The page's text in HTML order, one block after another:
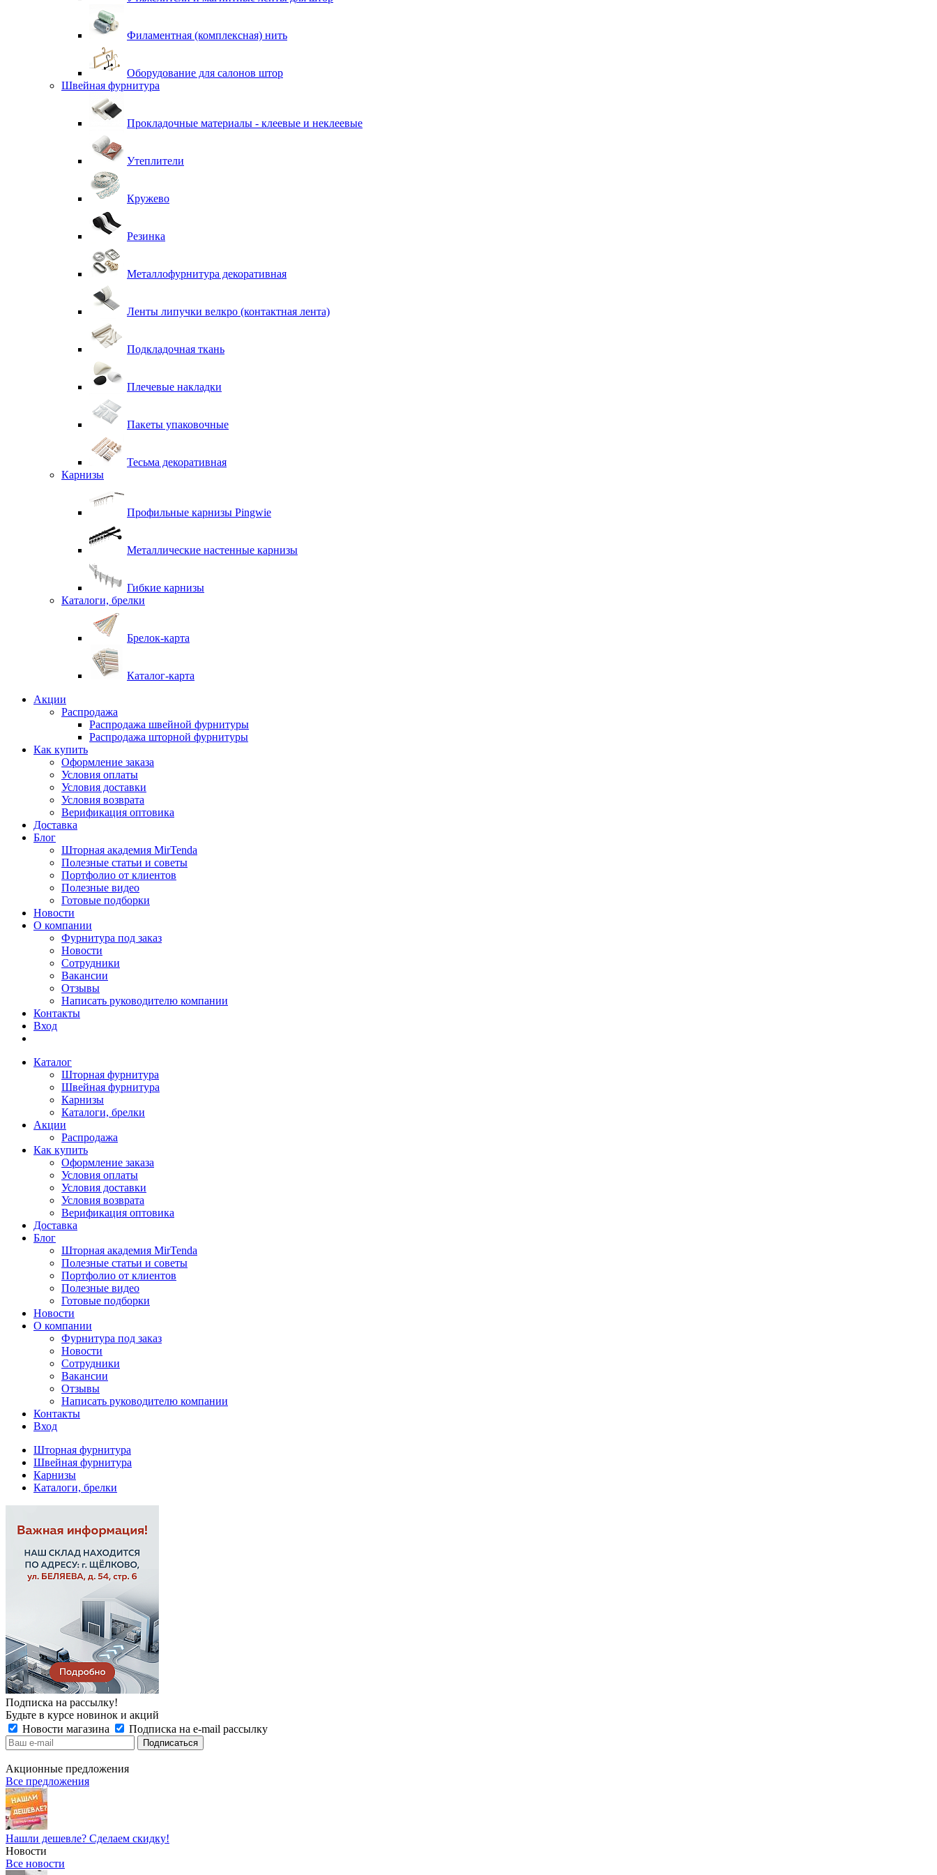
Филаментная (комплексная) нить
Оборудование для салонов штор
Швейная фурнитура
Прокладочные материалы - клеевые и неклеевые
Утеплители
Кружево
Резинка
Металлофурнитура декоративная
Ленты липучки велкро (контактная лента)
Подкладочная ткань
Плечевые накладки
Пакеты упаковочные
Тесьма декоративная
Карнизы
Профильные карнизы Pingwie
Металлические настенные карнизы
Гибкие карнизы
Каталоги, брелки
Брелок-карта
Каталог-карта
Акции
Распродажа
Распродажа швейной фурнитуры
Распродажа шторной фурнитуры
Как купить
Оформление заказа
Условия оплаты
Условия доставки
Условия возврата
Верификация оптовика
Доставка
Блог
Шторная академия MirTenda
Полезные статьи и советы
Портфолио от клиентов
Полезные видео
Готовые подборки
Новости
О компании
Фурнитура под заказ
Новости
Сотрудники
Вакансии
Отзывы
Написать руководителю компании
Контакты
Вход
Каталог
Шторная фурнитура
Швейная фурнитура
Карнизы
Каталоги, брелки
Акции
Распродажа
Как купить
Оформление заказа
Условия оплаты
Условия доставки
Условия возврата
Верификация оптовика
Доставка
Блог
Шторная академия MirTenda
Полезные статьи и советы
Портфолио от клиентов
Полезные видео
Готовые подборки
Новости
О компании
Фурнитура под заказ
Новости
Сотрудники
Вакансии
Отзывы
Написать руководителю компании
Контакты
Вход
Шторная фурнитура
Швейная фурнитура
Карнизы
Каталоги, брелки
Подписка на рассылку!
Будьте в курсе новинок и акций
Новости магазина
Подписка на e-mail рассылку
Акционные предложения
Все предложения
Нашли дешевле? Сделаем скидку!
Новости
Все новости